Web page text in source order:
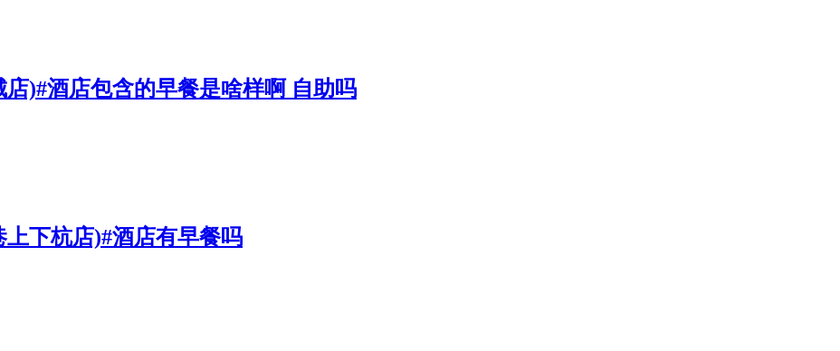
)#酒店包含的早餐是啥样啊 自助吗
下杭店)#酒店有早餐吗